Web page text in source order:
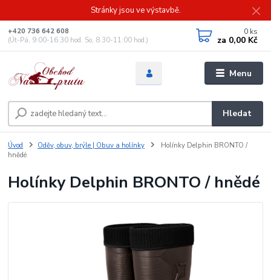
Stránky jsou ve výstavbě.
Menu
Hledat
+420 736 642 608
(Út-Pá, 9:00-16.30 hod. So, 8.30-11:00 hod.)
0 ks
za 0,00 Kč
Úvod Oděv, obuv, brýle | Obuv a holínky
Holínky Delphin BRONTO /
hnědé
Holínky Delphin BRONTO / hnědé